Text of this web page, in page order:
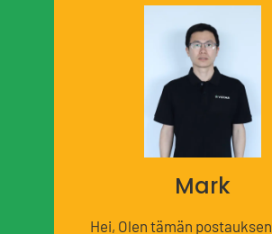
Mark
Hei, Olen tämän postauksen